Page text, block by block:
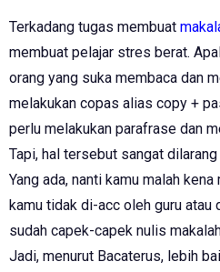
Terkadang tugas membuat
membuat pelajar stres berat.
orang yang suka membaca dan
melakukan copas alias copy +
perlu melakukan parafrase dan
Tapi, hal tersebut sangat
Yang ada, nanti kamu malah
kamu tidak di-acc oleh guru atau
sudah capek-capek nulis
Jadi, menurut Bacaterus, lebih